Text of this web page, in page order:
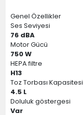
Genel Özellikler
Ses Seviyesi
76 dBA
Motor Gücü
750 W
HEPA filtre
H13
Toz Torbası Kapasitesi
4.5 L
Doluluk göstergesi
Var